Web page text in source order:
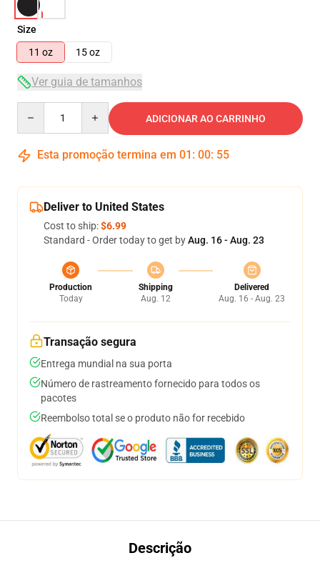
Size
11 oz
15 oz
Ver guia de tamanhos
ADICIONAR AO CARRINHO
Esta promoção termina em 01 : 00: 54
Deliver to United States
Cost to ship:$6.99
Standard - Order today to get byAug. 16 - Aug. 23
Production
Today
Shipping
Aug. 12
Delivered
Aug. 16 - Aug. 23
Transação segura
Entrega mundial na sua porta
Número de rastreamento fornecido para todos os
pacotes
Reembolso total se o produto não for recebido
Descrição